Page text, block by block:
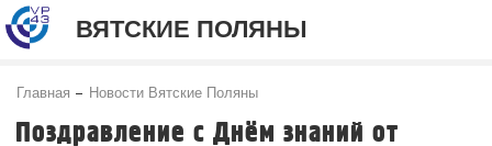
ВЯТСКИЕ ПОЛЯНЫ
Главная Новости Вятские Поляны
Поздравление с Днём знаний от